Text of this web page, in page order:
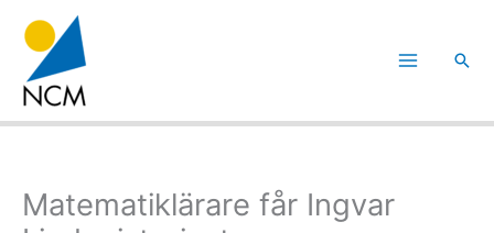
innehåll
Sök
Matematiklärare får Ingvar